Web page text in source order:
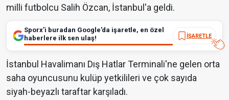
milli futbolcu Salih Özcan, İstanbul'a geldi.
Sporx’i buradan Google’da işaretle, en özel
haberlere ilk sen ulaş!
İŞARETLE
İstanbul Havalimanı Dış Hatlar Terminali'ne gelen orta
saha oyuncusunu kulüp yetkilileri ve çok sayıda
siyah-beyazlı taraftar karşıladı.